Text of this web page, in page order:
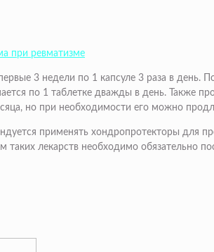
при ревматизме
3 недели по 1 капсуле 3 раза в
по 1 таблетке дважды в день. Также
но при необходимости его можно
применять хондропротекторы для
лекарств необходимо обязательно